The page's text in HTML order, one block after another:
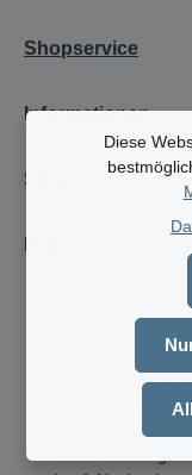
Shopservice
Informationen
Shop
Diese